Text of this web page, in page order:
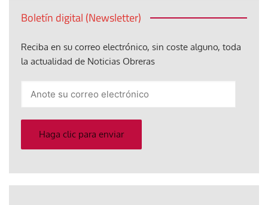
Boletín digital (Newsletter)
Reciba en su correo electrónico, sin coste alguno, toda
la actualidad de Noticias Obreras
electrónico
Haga clic para enviar